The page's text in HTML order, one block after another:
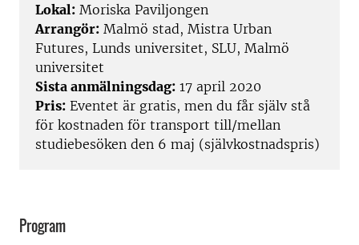
Lokal: Moriska Paviljongen
Arrangör: Malmö stad, Mistra Urban
Futures, Lunds universitet, SLU, Malmö
universitet
Sista anmälningsdag: 17 april 2020
Pris: Eventet är gratis, men du får själv stå
för kostnaden för transport till/mellan
studiebesöken den 6 maj (självkostnadspris)
Program